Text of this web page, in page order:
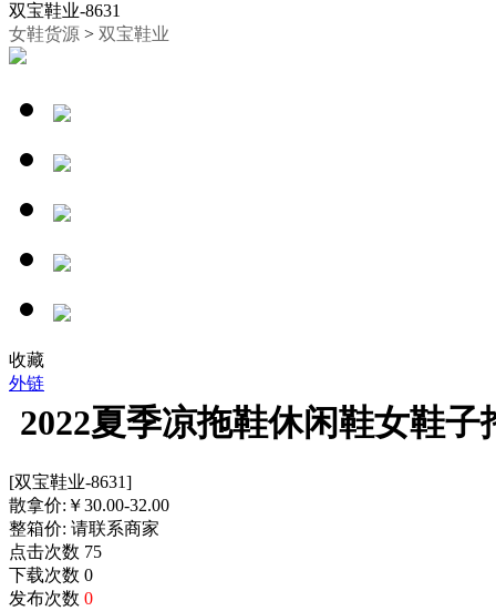
双宝鞋业-8631
女鞋货源 > 双宝鞋业
收藏
外链
2022夏季凉拖鞋休闲鞋女鞋
[双宝鞋业-8631]
散拿价: ￥30.00-32.00
整箱价: 请联系商家
点击次数 75
下载次数 0
发布次数 0